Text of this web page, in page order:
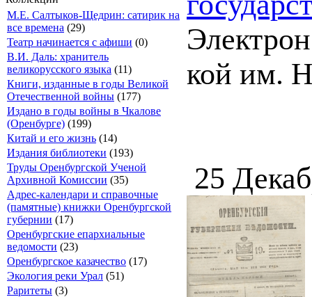
М.Е. Салтыков-Щедрин: сатирик на
все времена (29)
Театр начинается с афиши (0)
В.И. Даль: хранитель
великорусского языка (11)
Книги, изданные в годы Великой
Отечественной войны (177)
Издано в годы войны в Чкалове
(Оренбурге) (199)
Китай и его жизнь (14)
Издания библиотеки (193)
Труды Оренбургской Ученой
Архивной Комиссии (35)
Адрес-календари и справочные
(памятные) книжки Оренбургской
губернии (17)
Оренбургские епархиальные
ведомости (23)
Оренбургское казачество (17)
Экология реки Урал (51)
Раритеты (3)
кой им.
25